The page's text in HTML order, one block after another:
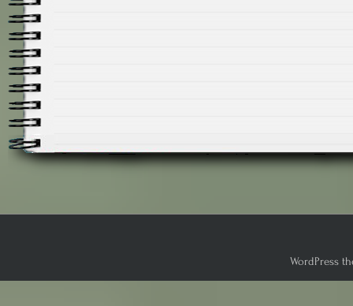
WordPress